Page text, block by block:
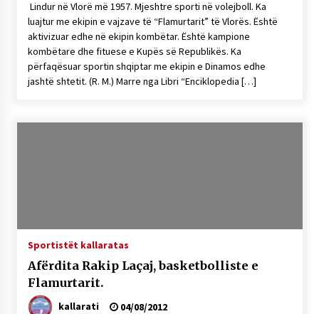
Gazeta Kallarati nr. 116
28/01/2026
Mbi kockat e martirëve ngrihet Atdheu
17/10/2025
– ËNGJËLL HASIMAJ – “KUJTIMET E MIA PËR
KALLARATIN SI MËSUES I MATEMATIKËS, POR
EDHE SI NJË BANOR I PËRKOHSHËM I TIJ”
12/09/2025
Lindur në Vlorë më 1957. Mjeshtre sporti në volejboll. Ka
luajtur me ekipin e vajzave të “Flamurtarit” të Vlorës. Është
aktivizuar edhe në ekipin kombëtar. Është kampione
kombëtare dhe fituese e Kupës së Republikës. Ka
përfaqësuar sportin shqiptar me ekipin e Dinamos edhe
jashtë shtetit. (R. M.) Marre nga Libri “Enciklopedia […]
Sportistët kallaratas
Afërdita Rakip Laçaj, basketbolliste e
Flamurtarit.
kallarati 04/08/2012